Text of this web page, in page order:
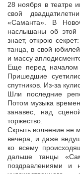
28 ноября в театре
свой
«Саманта». В
наслышаны об этой
знает, открою
танца, в свой
и массу
Еще перед началом
Пришедшие
спутников. Из-за
Шли последние
Потом музыка
занавес, над
торжество.
Скрыть волнение не
вечера, и даже
ко всему
дальше танцы
поздравлениями и